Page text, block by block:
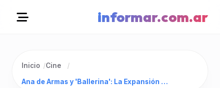
informar.com.ar
Inicio /Cine /
Ana de Armas y 'Ballerina': La Expansión del Universo John Wick